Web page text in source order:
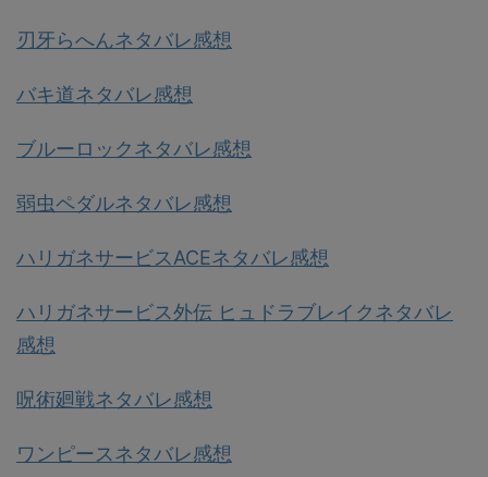
刃牙らへんネタバレ感想
バキ道ネタバレ感想
ブルーロックネタバレ感想
弱虫ペダルネタバレ感想
ハリガネサービスACEネタバレ感想
ハリガネサービス外伝 ヒュドラブレイクネタバレ
感想
呪術廻戦ネタバレ感想
ワンピースネタバレ感想